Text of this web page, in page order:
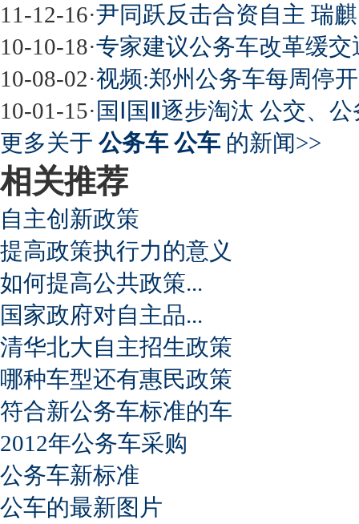
11-12-16·尹同跃反击合资自主 瑞
10-10-18·专家建议公务车改革缓
10-08-02·视频:郑州公务车每周停
10-01-15· 国Ⅰ国Ⅱ逐步淘汰 公交、
更多关于 公务车 公车 的新闻>>
相关推荐
自主创新政策
提高政策执行力的意义
如何提高公共政策...
国家政府对自主品...
清华北大自主招生政策
哪种车型还有惠民政策
符合新公务车标准的车
2012年公务车采购
公务车新标准
公车的最新图片